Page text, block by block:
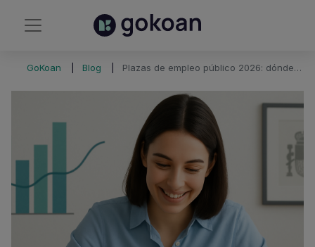
GoKoan Blog Plazas de empleo público 2026: dónde están las oportunidades para opositar